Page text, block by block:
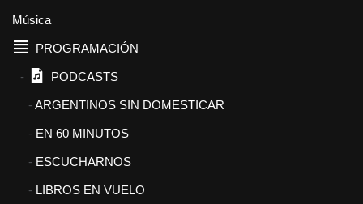
Música
PROGRAMACIÓN
PODCASTS
ARGENTINOS SIN DOMESTICAR
EN 60 MINUTOS
ESCUCHARNOS
LIBROS EN VUELO